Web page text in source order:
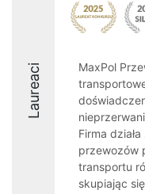
Laureaci
MaxPol
Firma
przewozów
transportu
skupiając